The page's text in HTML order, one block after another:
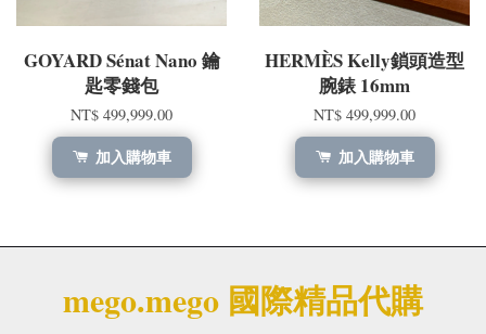
GOYARD Sénat Nano 鑰
匙零錢包
NT$ 499,999.00
加入購物車
HERMÈS Kelly鎖頭造型
腕錶 16mm
NT$ 499,999.00
加入購物車
mego.mego 國際精品代購